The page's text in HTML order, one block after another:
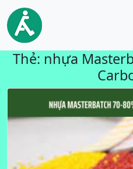
Thẻ: nhựa